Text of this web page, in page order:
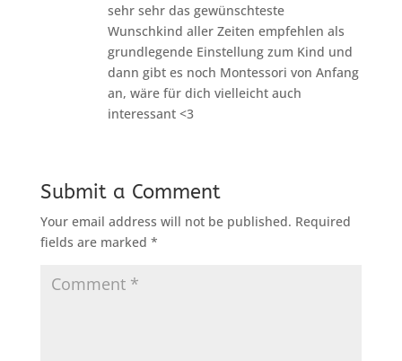
sehr sehr das gewünschteste
Wunschkind aller Zeiten empfehlen als
grundlegende Einstellung zum Kind und
dann gibt es noch Montessori von Anfang
an, wäre für dich vielleicht auch
interessant <3
Submit a Comment
Your email address will not be published. Required
fields are marked *